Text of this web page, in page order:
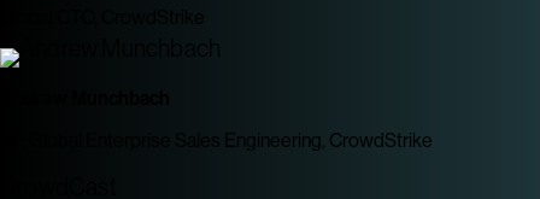
VP, Global Enterprise Sales Engineering, CrowdStrike